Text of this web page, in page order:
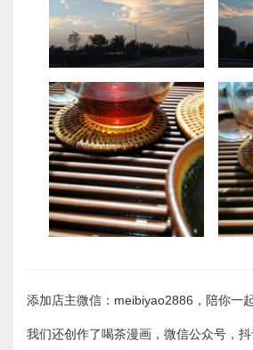
添加店主微信：meibiyao2886，陪你一起
我们还创作了喝茶漫画，微信公众号，